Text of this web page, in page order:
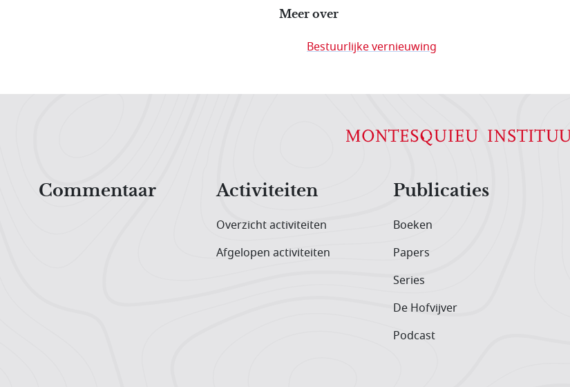
Meer over
Bestuurlijke vernieuwing
Commentaar
Activiteiten
Overzicht activiteiten
Afgelopen activiteiten
Publicaties
Boeken
Papers
Series
De Hofvijver
Podcast